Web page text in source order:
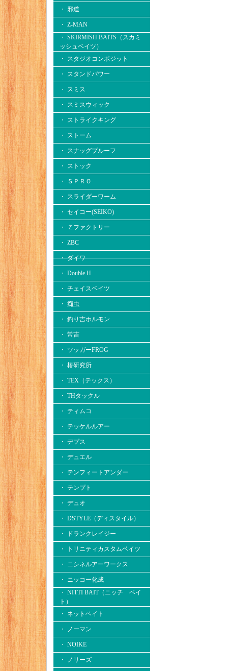
・ 邪道
・ Z-MAN
・ SKIRMISH BAITS（スカミ
ッシュベイツ）
・ スタジオコンポジット
・ スタンドパワー
・ スミス
・ スミスウィック
・ ストライクキング
・ ストーム
・ スナッグプルーフ
・ ストック
・ ＳＰＲＯ
・ スライダーワーム
・ セイコー(SEIKO)
・ Ｚファクトリー
・ ZBC
・ ダイワ
・ Double.H
・ チェイスベイツ
・ 痴虫
・ 釣り吉ホルモン
・ 常吉
・ ツッガーFROG
・ 椿研究所
・ TEX（テックス）
・ THタックル
・ ティムコ
・ テッケルルアー
・ デプス
・ デュエル
・ テンフィートアンダー
・ テンプト
・ デュオ
・ DSTYLE（ディスタイル）
・ ドランクレイジー
・ トリニティカスタムベイツ
・ ニシネルアーワークス
・ ニッコー化成
・ NITTI BAIT（ニッチ ベイ
ト）
・ ネットベイト
・ ノーマン
・ NOIKE
・ ノリーズ